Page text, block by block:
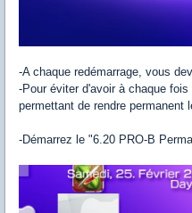
-A chaque redémarrage, vous
-Pour éviter d'avoir à chaque
permettant de rendre permanent
-Démarrez le "6.20 PRO-B